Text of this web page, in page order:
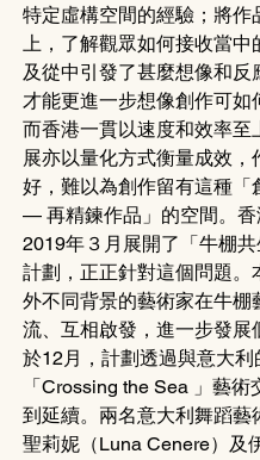
特定虛構空間的經驗；將作
上，了解觀眾如何接收當中
及從中引發了甚麼想像和反
才能更進一步想像創作可如
而香港一貫以速度和效率至
展亦以量化方式衡量成效，
好，難以為創作留有這種
— 再精鍊作品」的空間。香
2019年３月展開了「牛棚共
計劃，正正針對這個問題。
外不同背景的藝術家在牛棚
流、互相啟發，進一步發展
於12月，計劃透過與意大利
「Crossing the Sea 」藝術
到延續。兩名意大利舞蹈藝
聖莉妮（Luna Cenere）及